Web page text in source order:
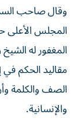
وقال صاحب
المغفور له
مقاليد الحكم
الصف والكلمة
والإنسانية.